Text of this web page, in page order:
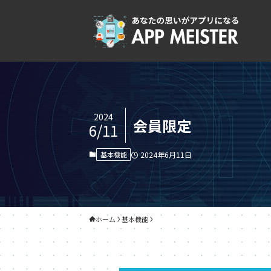
会員限定
2024
6/11
基本機能 2024年6月11日
ホーム 基本機能